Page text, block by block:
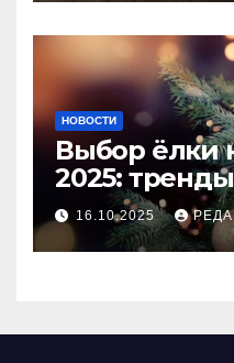
НОВОСТИ
Выбор ёлки
2025:
идеального
16.10.2025